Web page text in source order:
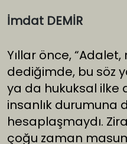
İmdat DEMİR
Yıllar önce,
dediğimde, bu söz
ya da hukuksal ilke
insanlık durumuna
hesaplaşmaydı.
çoğu zaman